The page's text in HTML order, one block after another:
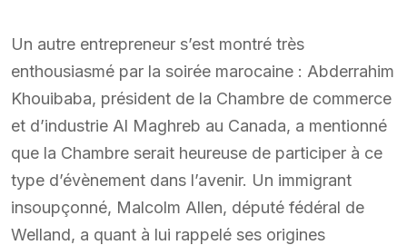
Un autre entrepreneur s’est montré très
enthousiasmé par la soirée marocaine : Abderrahim
Khouibaba, président de la Chambre de commerce
et d’industrie Al Maghreb au Canada, a mentionné
que la Chambre serait heureuse de participer à ce
type d’évènement dans l’avenir. Un immigrant
insoupçonné, Malcolm Allen, député fédéral de
Welland, a quant à lui rappelé ses origines